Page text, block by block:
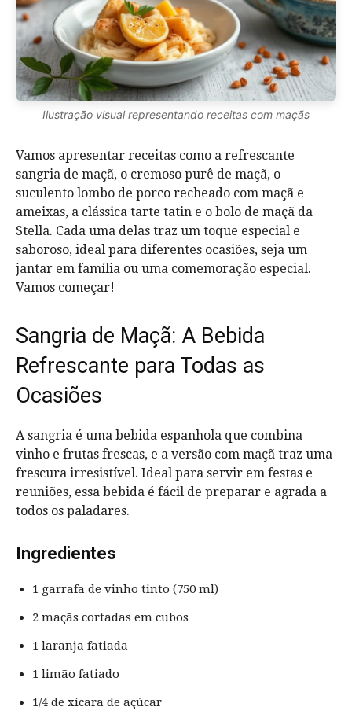
Ilustração visual representando receitas com maçãs
Vamos apresentar receitas como a refrescante
sangria de maçã, o cremoso purê de maçã, o
suculento lombo de porco recheado com maçã e
ameixas, a clássica tarte tatin e o bolo de maçã da
Stella. Cada uma delas traz um toque especial e
saboroso, ideal para diferentes ocasiões, seja um
jantar em família ou uma comemoração especial.
Vamos começar!
Sangria de Maçã: A Bebida
Refrescante para Todas as
Ocasiões
A sangria é uma bebida espanhola que combina
vinho e frutas frescas, e a versão com maçã traz uma
frescura irresistível. Ideal para servir em festas e
reuniões, essa bebida é fácil de preparar e agrada a
todos os paladares.
Ingredientes
1 garrafa de vinho tinto (750 ml)
2 maçãs cortadas em cubos
1 laranja fatiada
1 limão fatiado
1/4 de xícara de açúcar